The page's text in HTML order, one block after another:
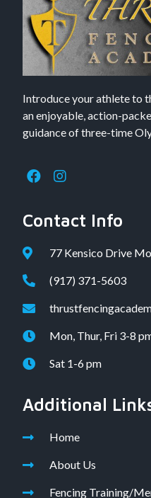
Introduce your athlete to
an enjoyable, action-
guidance of three-time
Contact Info
77 Kensico Drive
(917) 371-5603
Mon, Thur, Fri 3-8
Sat 1-6 pm
Additional
Home
About Us
Fencing Training/